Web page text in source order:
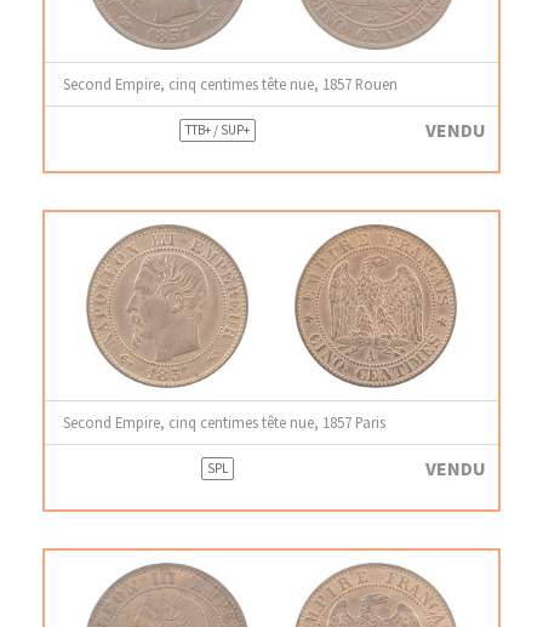
Second Empire, cinq centimes tête nue, 1857 Rouen
TTB+ / SUP+ VENDU
Second Empire, cinq centimes tête nue, 1857 Paris
SPL VENDU